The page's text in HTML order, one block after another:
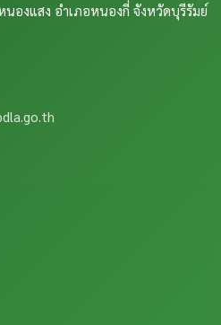
องแสง อำเภอหนองกี่ จังหวัดบุรีรัมย์